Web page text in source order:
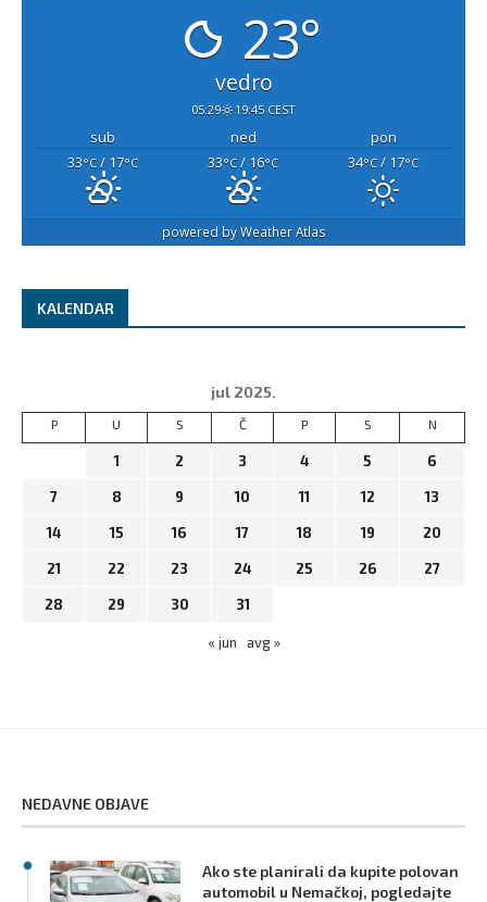
23°
vedro
05:29 19:45 CEST
sub ned
pon
33°C / 17°C 33°C / 16°C 34°C / 17°C
powered byWeather Atlas
KALENDAR
jul 2025.
P U S Č P S N
1 2 3 4 5 6
7 8 9 10 11 12 13
14 15 16 17 18 19 20
21 22 23 24 25 26 27
28 29 30 31
« jun avg »
NEDAVNE OBJAVE
Ako ste planirali da kupite polovan
automobil u Nemačkoj, pogledajte